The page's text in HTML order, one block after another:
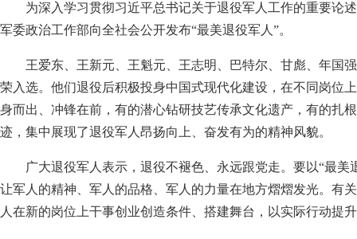
为深入学习贯彻习近平总书记关于退役军人工作的重要论
军委政治工作部向全社会公开发布“最美退役军人”。
王爱东、王新元、王魁元、王志明、巴特尔、甘彪、年国
荣入选。他们退役后积极投身中国式现代化建设，在不同岗位
身而出、冲锋在前，有的潜心钻研技艺传承文化遗产，有的
迹，集中展现了退役军人昂扬向上、奋发有为的精神风貌。
广大退役军人表示，退役不褪色、永远跟党走。要以“最
让军人的精神、军人的品格、军人的力量在地方熠熠发光。有
人在新的岗位上干事创业创造条件、搭建舞台，以实际行动提